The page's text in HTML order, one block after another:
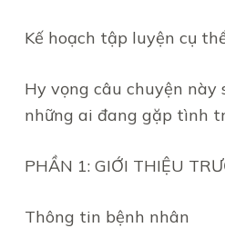
Kế hoạch tập luyện cụ
Hy vọng câu chuyện này
những ai đang gặp tình
PHẦN 1: GIỚI THIỆU
Thông tin bệnh nhân